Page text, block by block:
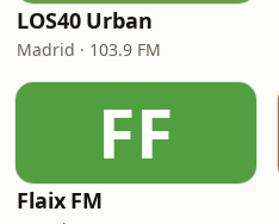
LOS40 Urban
Madrid · 103.9 FM
FF
Flaix FM